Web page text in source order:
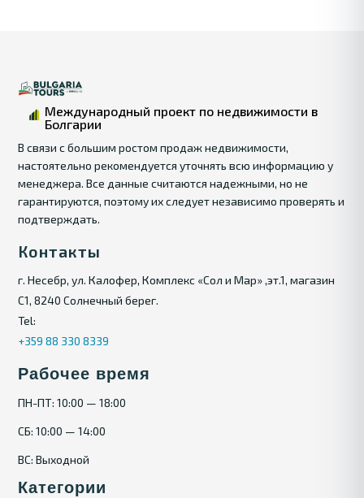
Международный проект по недвижимости в
Болгарии
В связи с большим ростом продаж недвижимости,
настоятельно рекомендуется уточнять всю информацию у
менеджера. Все данные считаются надежными, но не
гарантируются, поэтому их следует независимо проверять и
подтверждать.
Контакты
г. Несебр, ул. Калофер, Комплекс «Сол и Мар» ,эт.1, магазин
С1, 8240 Солнечный берег.
Tel:
+359 88 330 8339
Рабочее время
ПН-ПТ: 10:00 — 18:00
СБ: 10:00 — 14:00
ВС: Выходной
Категории